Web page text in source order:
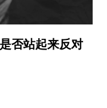
否站起来反对